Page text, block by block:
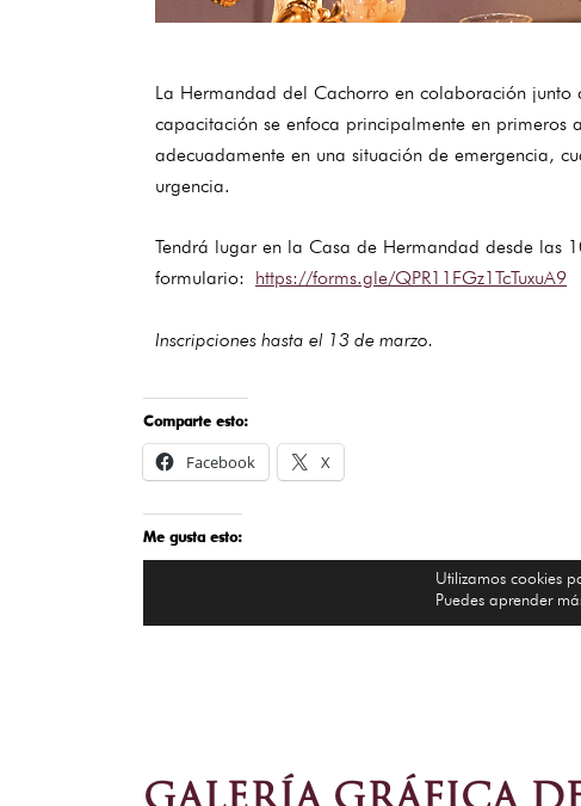
La Hermandad del Cachorro en colaboración junto
capacitación se enfoca principalmente en
adecuadamente en una situación de emergencia,
urgencia.
Tendrá lugar en la Casa de Hermandad desde las
formulario: https://forms.gle/QPR11FGz1TcTuxuA9
Inscripciones hasta el 13 de marzo.
Comparte esto:
Facebook X
Me gusta esto: